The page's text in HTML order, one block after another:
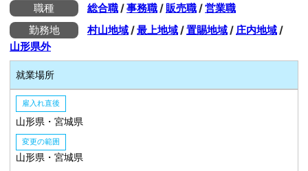
職種
総合職 /事務職 / 販売職 /営業職
勤務地
村山地域 /最上地域 /置賜地域 / 庄内地域 /
山形県外
就業場所
雇入れ直後
山形県・宮城県
変更の範囲
山形県・宮城県